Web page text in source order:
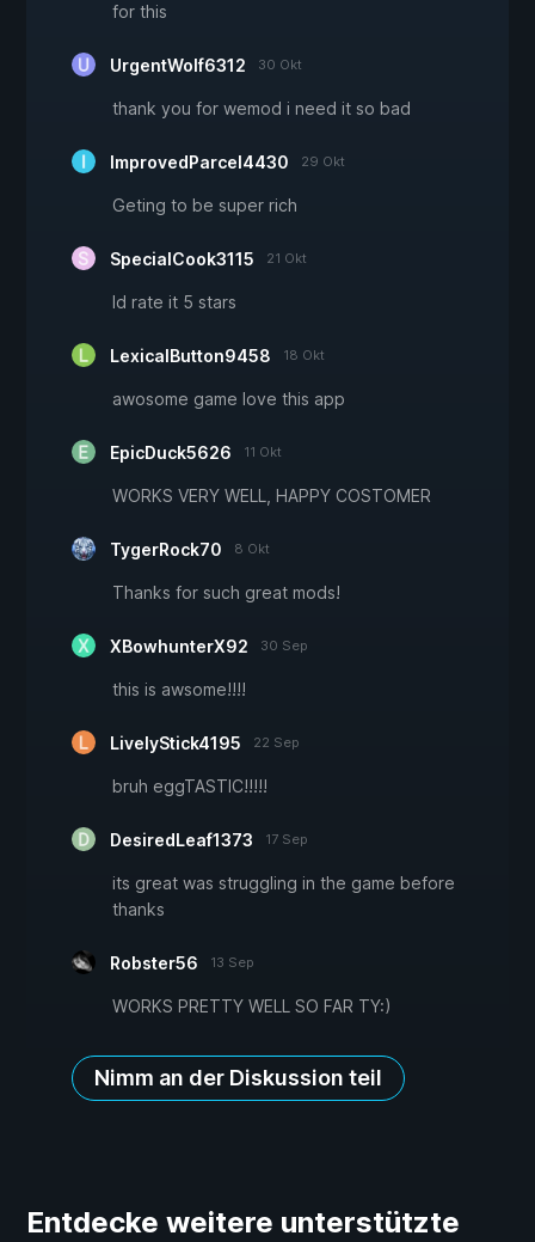
for this
UrgentWolf6312 30 Okt
thank you for wemod i need it so bad
ImprovedParcel4430 29 Okt
Geting to be super rich
SpecialCook3115 21 Okt
Id rate it 5 stars
LexicalButton9458 18 Okt
awosome game love this app
EpicDuck5626 11 Okt
WORKS VERY WELL, HAPPY COSTOMER
TygerRock70 8 Okt
Thanks for such great mods!
XBowhunterX92 30 Sep
this is awsome!!!!
LivelyStick4195 22 Sep
bruh eggTASTIC!!!!!
DesiredLeaf1373 17 Sep
its great was struggling in the game before
thanks
Robster56 13 Sep
WORKS PRETTY WELL SO FAR TY:)
Nimm an der Diskussion teil
Entdecke weitere unterstützte